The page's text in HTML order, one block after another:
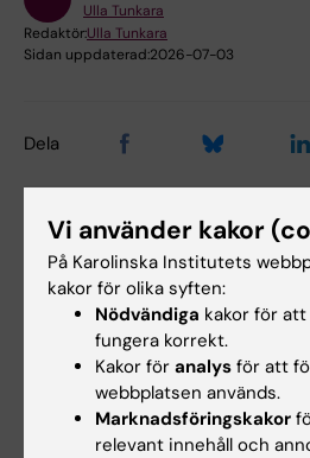
Ulla Tunkara
Redaktör:Ulla Tunkara
Sidan uppdaterad:2026-07-03
Dela
Relaterade events
Vi använder kakor
På Karolinska Institutets
kakor för olika syften:
Nödvändiga kakor för
fungera korrekt.
Kakor för analys för att
webbplatsen används.
Marknadsföringskakor
relevant innehåll och